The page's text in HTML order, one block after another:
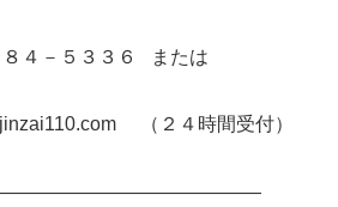
４－５３３６ または
（２４時間受付）